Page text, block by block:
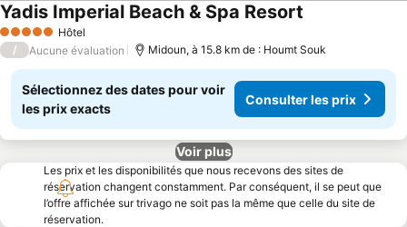
5 Étoiles Hôtel
Yadis Imperial Beach & Spa Resort
/ Aucune évaluation Midoun, à 15.8 km de : Houmt Souk
Sélectionnez des dates pour voir
les prix exacts
Consulter les prix
Voir plus
Les prix et les disponibilités que nous recevons des sites de
réservation changent constamment. Par conséquent, il se peut que
l’offre affichée sur trivago ne soit pas la même que celle du site de
réservation.